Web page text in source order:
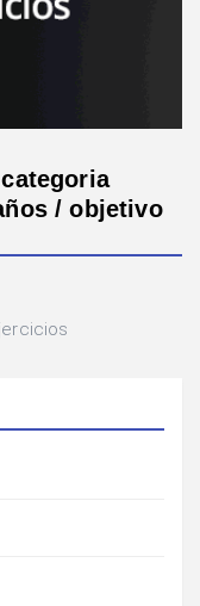
/ objetivo